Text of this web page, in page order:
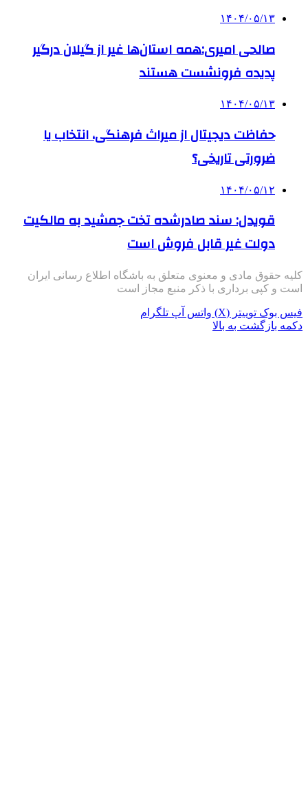
۱۴۰۴/۰۵/۱۳
صالحی امیری:همه استان‌ها غیر از گیلان درگیر
پدیده فرونشست هستند
۱۴۰۴/۰۵/۱۳
حفاظت دیجیتال از میراث فرهنگی، انتخاب یا
ضرورتی تاریخی؟
۱۴۰۴/۰۵/۱۲
قویدل: سند صادرشده تخت جمشید به مالکیت
دولت غیر قابل فروش است
کلیه حقوق مادی و معنوی متعلق به باشگاه اطلاع رسانی ایران
است و کپی برداری با ذکر منبع مجاز است
فیس بوک توییتر (X) واتس آپ تلگرام
دکمه بازگشت به بالا